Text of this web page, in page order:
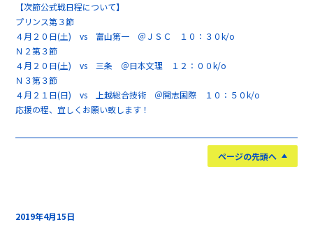
【次節公式戦日程について】
プリンス第３節
４月２０日(土) vs 富山第一 ＠ＪＳＣ １０：３０k/o
Ｎ２第３節
４月２０日(土) vs 三条 ＠日本文理 １２：００k/o
Ｎ３第３節
４月２１日(日) vs 上越総合技術 ＠開志国際 １０：５０k/o
応援の程、宜しくお願い致します！
ページの先頭へ
2019年4月15日